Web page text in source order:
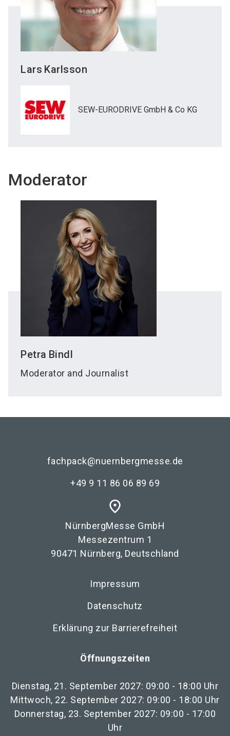
Lars Karlsson
SEW-EURODRIVE GmbH & Co KG
Moderator
Petra Bindl
Moderator and Journalist
fachpack@nuernbergmesse.de
+49 9 11 86 06 89 69
place
NürnbergMesse GmbH
Messezentrum 1
90471 Nürnberg, Deutschland
Impressum
Datenschutz
Erklärung zur Barrierefreiheit
Öffnungszeiten
Dienstag, 21. September 2027: 09:00 - 18:00 Uhr
Mittwoch, 22. September 2027: 09:00 - 18:00 Uhr
Donnerstag, 23. September 2027: 09:00 - 17:00
Uhr